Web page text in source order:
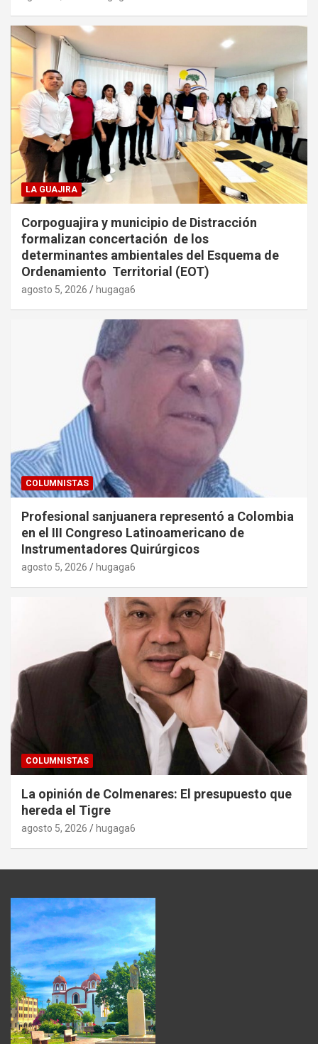
LA GUAJIRA
Corpoguajira y municipio de Distracción
formalizan concertación de los
determinantes ambientales del Esquema de
Ordenamiento Territorial (EOT)
agosto 5, 2026 hugaga6
COLUMNISTAS
Profesional sanjuanera representó a Colombia
en el III Congreso Latinoamericano de
Instrumentadores Quirúrgicos
agosto 5, 2026 hugaga6
COLUMNISTAS
La opinión de Colmenares: El presupuesto que
hereda el Tigre
agosto 5, 2026 hugaga6